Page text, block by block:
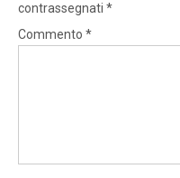
contrassegnati *
Commento *